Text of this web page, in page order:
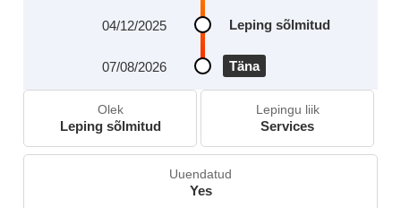
Leping sõlmitud
04/12/2025
Täna
07/08/2026
Olek
Leping sõlmitud
Lepingu liik
Services
Uuendatud
Yes